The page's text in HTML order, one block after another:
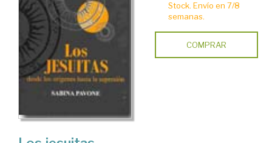
Stock. Envío en 7/8
semanas.
COMPRAR